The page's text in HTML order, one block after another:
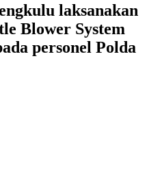
laksanakan
Blower System
personel Polda